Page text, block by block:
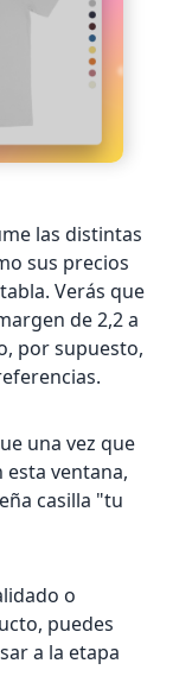
las distintas
sus precios
Verás que
de 2,2 a
por supuesto,
una vez que
ventana,
casilla "tu
o
puedes
a la etapa